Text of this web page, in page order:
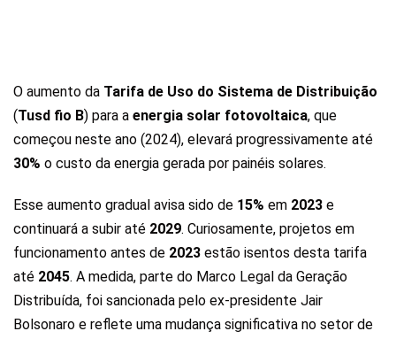
O aumento da Tarifa de Uso do Sistema de Distribuição
(Tusd fio B) para a energia solar fotovoltaica, que
começou neste ano (2024), elevará progressivamente até
30% o custo da energia gerada por painéis solares.
Esse aumento gradual avisa sido de 15% em 2023 e
continuará a subir até 2029. Curiosamente, projetos em
funcionamento antes de 2023 estão isentos desta tarifa
até 2045. A medida, parte do Marco Legal da Geração
Distribuída, foi sancionada pelo ex-presidente Jair
Bolsonaro e reflete uma mudança significativa no setor de